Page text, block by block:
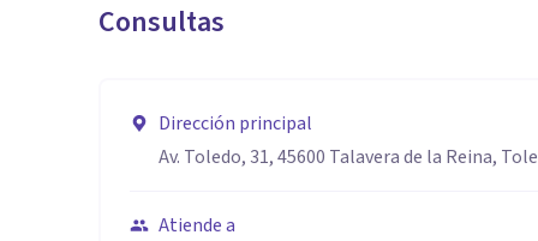
Consultas
Dirección principal
Av. Toledo, 31, 45600 Talavera de la Reina,
Atiende a